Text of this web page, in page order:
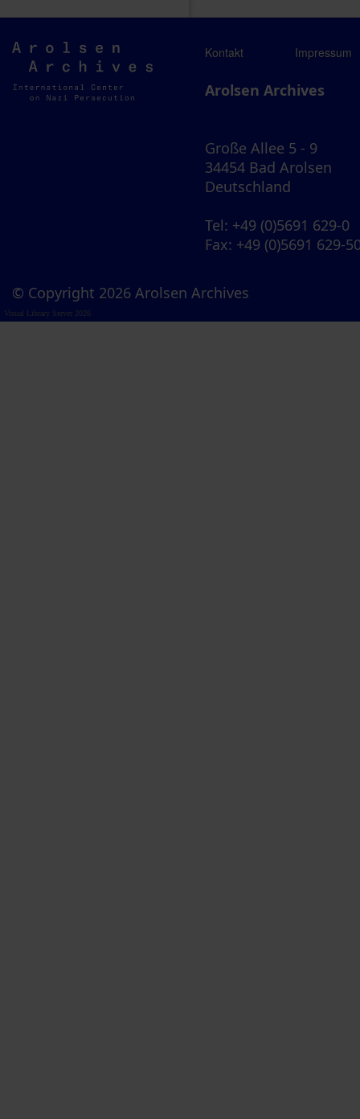
Arolsen
Archives
Kontakt Impressum
Arolsen Archives
Große Allee 5 - 9
34454 Bad Arolsen
Deutschland
Tel: +49 (0)5691 629-0
Fax: +49 (0)5691 629-
© Copyright 2026 Arolsen Archives
Visual Library Server 2026